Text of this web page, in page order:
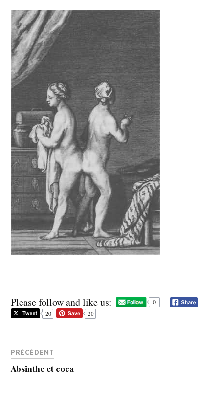
Please follow and like us:
0
20
20
PRÉCÉDENT
Absinthe et coca